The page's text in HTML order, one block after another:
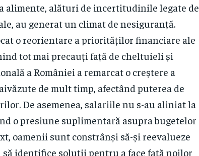
alimente, alături de incertitudinile legate de
au generat un climat de nesiguranță.
o reorientare a priorităților financiare ale
tot mai precauți față de cheltuieli și
a României a remarcat o creștere a
de mult timp, afectând puterea de
De asemenea, salariile nu s-au aliniat la
o presiune suplimentară asupra bugetelor
oamenii sunt constrânși să-și reevalueze
identifice soluții pentru a face față noilor